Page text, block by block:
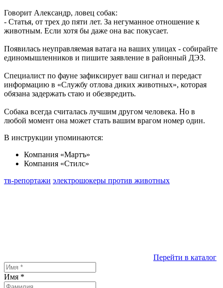
Говорит Александр, ловец собак:
- Статья, от трех до пяти лет. За негуманное отношение к
животным. Если хотя бы даже она вас покусает.
Появилась неуправляемая ватага на ваших улицах - собирайте
единомышленников и пишите заявление в районный ДЭЗ.
Специалист по фауне зафиксирует ваш сигнал и передаст
информацию в «Службу отлова диких животных», которая
обязана задержать стаю и обезвредить.
Собака всегда считалась лучшим другом человека. Но в
любой момент она может стать вашим врагом номер один.
В инструкции упоминаются:
Компания «Мартъ»
Компания «Стилс»
тв-репортажи электрошокеры против животных
Перейти в каталог
Имя *